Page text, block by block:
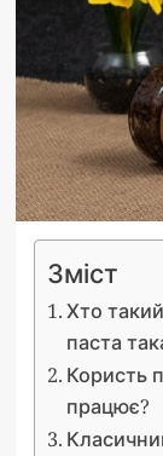
Зміст
Хто
паста
Користь
працює?